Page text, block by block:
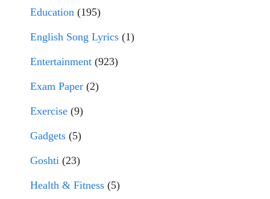
Education (195)
English Song Lyrics (1)
Entertainment (923)
Exam Paper (2)
Exercise (9)
Gadgets (5)
Goshti (23)
Health & Fitness (5)